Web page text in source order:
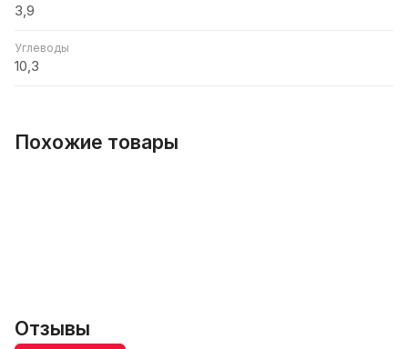
3,9
Углеводы
10,3
Похожие товары
Отзывы